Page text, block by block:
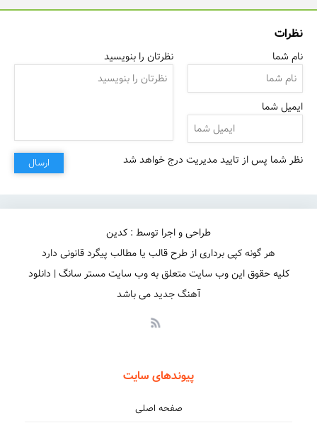
با امثاله تو نمیشه سر کرد
جوری زدم شده چشام خط
نظرات
نام شما
ایمیل شما
نظرتان را بنویسید
نظر شما پس از تایید مدیریت درج خواهد شد ارسال
طراحی و اجرا توسط : کدین
هر گونه کپی برداری از طرح قالب یا مطالب پیگرد قانونی دارد
کلیه حقوق این وب سایت متعلق به وب سایت مستر سانگ | دانلود
آهنگ جدید می باشد
پیوندهای سایت
صفحه اصلی